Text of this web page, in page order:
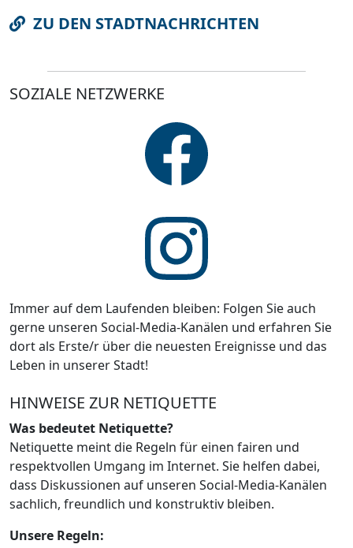
ZU DEN STADTNACHRICHTEN
SOZIALE NETZWERKE
Immer auf dem Laufenden bleiben: Folgen Sie auch
gerne unseren Social-Media-Kanälen und erfahren Sie
dort als Erste/r über die neuesten Ereignisse und das
Leben in unserer Stadt!
HINWEISE ZUR NETIQUETTE
Was bedeutet Netiquette?
Netiquette meint die Regeln für einen fairen und
respektvollen Umgang im Internet. Sie helfen dabei,
dass Diskussionen auf unseren Social-Media-Kanälen
sachlich, freundlich und konstruktiv bleiben.
Unsere Regeln: